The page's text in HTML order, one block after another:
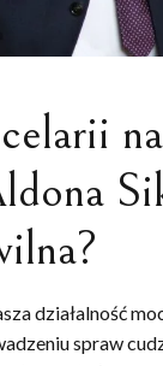
działalność
spraw